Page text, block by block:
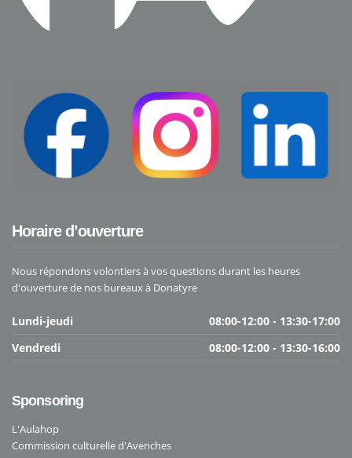
Horaire d’ouverture
Nous répondons volontiers à vos questions durant les heures
d'ouverture de nos bureaux à Donatyre
Lundi-jeudi
08:00-12:00 - 13:30-17:00
Vendredi
08:00-12:00 - 13:30-16:00
Sponsoring
L'Aulahop
Commission culturelle d'Avenches